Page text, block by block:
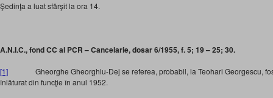
Şedinţa a luat sfârşit la ora 14.
A.N.I.C., fond CC al PCR – Cancelarie, dosar 6/1955, f. 5; 19 – 25; 30.
[1] Gheorghe Gheorghiu-Dej se referea, probabil, la Teohari Georgescu,
înlăturat din funcţie în anul 1952.